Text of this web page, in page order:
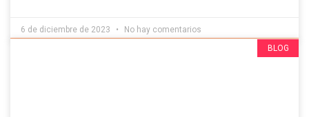
6 de diciembre de 2023 No hay comentarios
Evádelo Si Puedes, ¡Contenido IRRESISTIBLE!BLOG